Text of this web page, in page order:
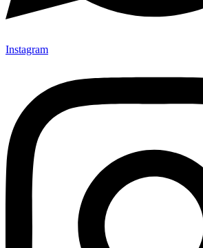
Instagram